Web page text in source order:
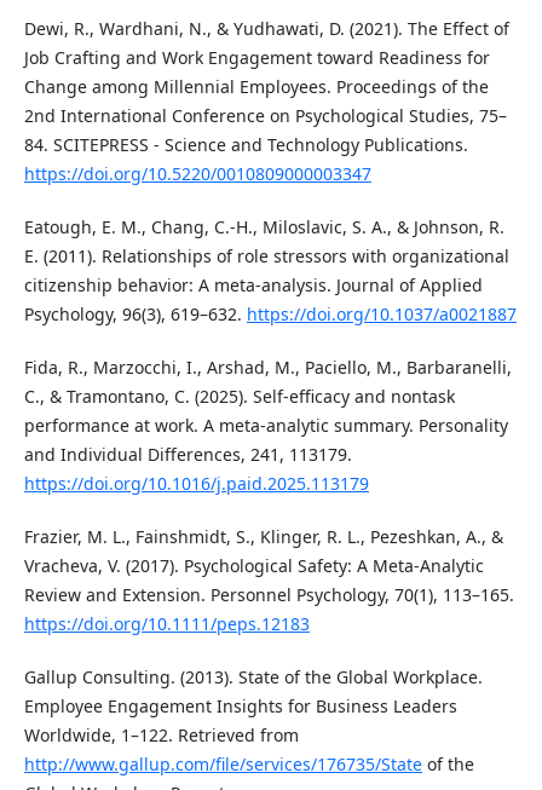
Dewi, R., Wardhani, N., & Yudhawati, D. (2021). The Effect of
Job Crafting and Work Engagement toward Readiness for
Change among Millennial Employees. Proceedings of the
2nd International Conference on Psychological Studies, 75–
84. SCITEPRESS - Science and Technology Publications.
https://doi.org/10.5220/0010809000003347
Eatough, E. M., Chang, C.-H., Miloslavic, S. A., & Johnson, R.
E. (2011). Relationships of role stressors with organizational
citizenship behavior: A meta-analysis. Journal of Applied
Psychology, 96(3), 619–632. https://doi.org/10.1037/a0021887
Fida, R., Marzocchi, I., Arshad, M., Paciello, M., Barbaranelli,
C., & Tramontano, C. (2025). Self-efficacy and nontask
performance at work. A meta-analytic summary. Personality
and Individual Differences, 241, 113179.
https://doi.org/10.1016/j.paid.2025.113179
Frazier, M. L., Fainshmidt, S., Klinger, R. L., Pezeshkan, A., &
Vracheva, V. (2017). Psychological Safety: A Meta‐Analytic
Review and Extension. Personnel Psychology, 70(1), 113–165.
https://doi.org/10.1111/peps.12183
Gallup Consulting. (2013). State of the Global Workplace.
Employee Engagement Insights for Business Leaders
Worldwide, 1–122. Retrieved from
http://www.gallup.com/file/services/176735/Stateof the